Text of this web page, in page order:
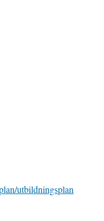
utbildningsplan